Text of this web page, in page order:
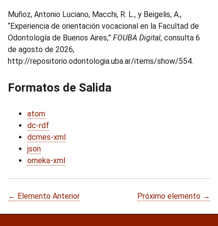
Muñoz, Antonio Luciano, Macchi, R. L., y Beigelis, A.,
“Experiencia de orientación vocacional en la Facultad de
Odontología de Buenos Aires,” FOUBA Digital, consulta 6
de agosto de 2026,
http://repositorio.odontologia.uba.ar/items/show/554.
Formatos de Salida
atom
dc-rdf
dcmes-xml
json
omeka-xml
← Elemento Anterior Próximo elemento →